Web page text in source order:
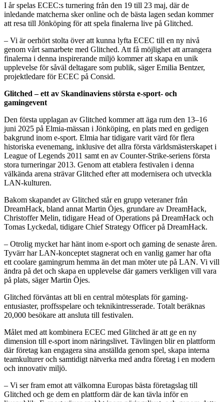
I år spelas ECEC:s turnering från den 19 till 23 maj, där de
inledande matcherna sker online och de bästa lagen sedan kommer
att resa till Jönköping för att spela finalerna live på Glitched.
– Vi är oerhört stolta över att kunna lyfta ECEC till en ny nivå
genom vårt samarbete med Glitched. Att få möjlighet att arrangera
finalerna i denna inspirerande miljö kommer att skapa en unik
upplevelse för såväl deltagare som publik, säger Emilia Bentzer,
projektledare för ECEC på Consid.
Glitched – ett av Skandinaviens största e-sport- och
gamingevent
Den första upplagan av Glitched kommer att äga rum den 13–16
juni 2025 på Elmia-mässan i Jönköping, en plats med en gedigen
bakgrund inom e-sport. Elmia har tidigare varit värd för flera
historiska evenemang, inklusive det allra första världsmästerskapet i
League of Legends 2011 samt en av Counter-Strike-seriens första
stora turneringar 2013. Genom att etablera festivalen i denna
välkända arena strävar Glitched efter att modernisera och utveckla
LAN-kulturen.
Bakom skapandet av Glitched står en grupp veteraner från
DreamHack, bland annat Martin Öjes, grundare av DreamHack,
Christoffer Melin, tidigare Head of Operations på DreamHack och
Tomas Lyckedal, tidigare Chief Strategy Officer på DreamHack.
– Otrolig mycket har hänt inom e-sport och gaming de senaste åren.
Tyvärr har LAN-konceptet stagnerat och en vanlig gamer har ofta
ett coolare gamingrum hemma än det man möter ute på LAN. Vi vill
ändra på det och skapa en upplevelse där gamers verkligen vill vara
på plats, säger Martin Öjes.
Glitched förväntas att bli en central mötesplats för gaming-
entusiaster, proffsspelare och teknikintresserade. Totalt beräknas
20,000 besökare att ansluta till festivalen.
Målet med att kombinera ECEC med Glitched är att ge en ny
dimension till e-sport inom näringslivet. Tävlingen blir en plattform
där företag kan engagera sina anställda genom spel, skapa interna
teamkulturer och samtidigt nätverka med andra företag i en modern
och innovativ miljö.
– Vi ser fram emot att välkomna Europas bästa företagslag till
Glitched och ge dem en plattform där de kan tävla inför en